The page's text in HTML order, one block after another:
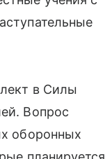
в Силы
Вопрос
оборонных